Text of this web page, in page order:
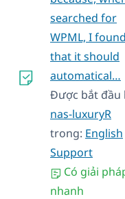
searched for
WPML, I found
that it should
automatical…
Được bắt đầu
nas-luxuryR
trong: English
Support
Có giải
nhanh